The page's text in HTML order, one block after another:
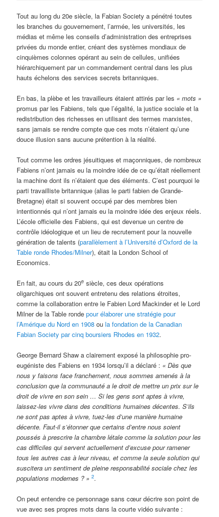
Tout au long du 20e siècle, la Fabian Society a pénétré toutes
les branches du gouvernement, l’armée, les universités, les
médias et même les conseils d’administration des entreprises
privées du monde entier, créant des systèmes mondiaux de
cinquièmes colonnes opérant au sein de cellules, unifiées
hiérarchiquement par un commandement central dans les plus
hauts échelons des services secrets britanniques.
En bas, la plèbe et les travailleurs étaient attirés par les « mots »
promus par les Fabiens, tels que l’égalité, la justice sociale et la
redistribution des richesses en utilisant des termes marxistes,
sans jamais se rendre compte que ces mots n’étaient qu’une
douce illusion sans aucune prétention à la réalité.
Tout comme les ordres jésuitiques et maçonniques, de nombreux
Fabiens n’ont jamais eu la moindre idée de ce qu’était réellement
la machine dont ils n’étaient que des éléments. C’est pourquoi le
parti travailliste britannique (alias le parti fabien de Grande-
Bretagne) était si souvent occupé par des membres bien
intentionnés qui n’ont jamais eu la moindre idée des enjeux réels.
L’école officielle des Fabiens, qui est devenue un centre de
contrôle idéologique et un lieu de recrutement pour la nouvelle
génération de talents (parallèlement à l’Université d’Oxford de la
Table ronde Rhodes/Milner), était la London School of
Economics.
En fait, au cours du 20e siècle, ces deux opérations
oligarchiques ont souvent entretenu des relations étroites,
comme la collaboration entre le Fabien Lord Mackinder et le Lord
Milner de la Table rondepour élaborer une stratégie pour
l’Amérique du Nord en 1908 oula fondation de la Canadian
Fabian Society par cinq boursiers Rhodes en 1932.
George Bernard Shaw a clairement exposé la philosophie pro-
eugéniste des Fabiens en 1934 lorsqu’il a déclaré : « Dès que
nous y faisons face franchement, nous sommes amenés à la
conclusion que la communauté a le droit de mettre un prix sur le
droit de vivre en son sein … Si les gens sont aptes à vivre,
laissez-les vivre dans des conditions humaines décentes. S’ils
ne sont pas aptes à vivre, tuez-les d’une manière humaine
décente. Faut-il s’étonner que certains d’entre nous soient
poussés à prescrire la chambre létale comme la solution pour les
cas difficiles qui servent actuellement d’excuse pour ramener
tous les autres cas à leur niveau, et comme la seule solution qui
suscitera un sentiment de pleine responsabilité sociale chez les
populations modernes ? »2.
On peut entendre ce personnage sans cœur décrire son point de
vue avec ses propres mots dans la courte vidéo suivante :